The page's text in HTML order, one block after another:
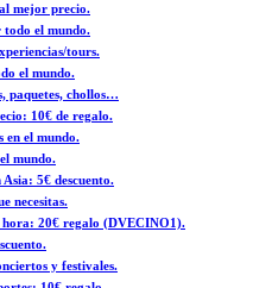
mejor precio.
todo el mundo.
tours.
el mundo.
paquetes, chollos…
10€ de regalo.
en el mundo.
mundo.
5€ descuento.
necesitas.
20€ regalo (DVECINO1).
y festivales.